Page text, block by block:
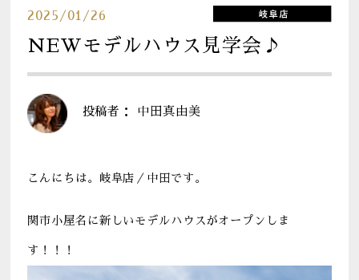
2025/01/26
NEWモデルハウス見学会♪
投稿者： 中田真由美
こんにちは。岐阜店／中田です。
関市小屋名に新しいモデルハウスがオープンしま
す！！！